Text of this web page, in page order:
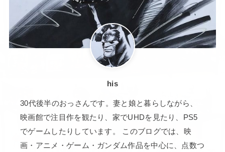
his
30代後半のおっさんです。妻と娘と暮らしながら、
映画館で注目作を観たり、家でUHDを見たり、PS5
でゲームしたりしています。 このブログでは、映
画・アニメ・ゲーム・ガンダム作品を中心に、点数つ